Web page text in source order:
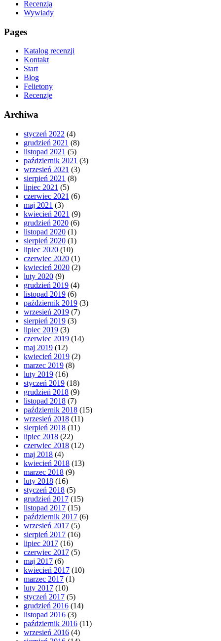
Recenzja
Wywiady
Pages
Katalog recenzji
Kontakt
Start
Blog
Felietony
Recenzje
Archiwa
styczeń 2022 (4)
grudzień 2021 (8)
listopad 2021 (5)
październik 2021 (3)
wrzesień 2021 (3)
sierpień 2021 (8)
lipiec 2021 (5)
czerwiec 2021 (6)
maj 2021 (3)
kwiecień 2021 (9)
grudzień 2020 (6)
listopad 2020 (1)
sierpień 2020 (1)
lipiec 2020 (10)
czerwiec 2020 (1)
kwiecień 2020 (2)
luty 2020 (9)
grudzień 2019 (4)
listopad 2019 (6)
październik 2019 (3)
wrzesień 2019 (7)
sierpień 2019 (3)
lipiec 2019 (3)
czerwiec 2019 (14)
maj 2019 (12)
kwiecień 2019 (2)
marzec 2019 (8)
luty 2019 (16)
styczeń 2019 (18)
grudzień 2018 (9)
listopad 2018 (7)
październik 2018 (15)
wrzesień 2018 (11)
sierpień 2018 (11)
lipiec 2018 (22)
czerwiec 2018 (12)
maj 2018 (4)
kwiecień 2018 (13)
marzec 2018 (9)
luty 2018 (16)
styczeń 2018 (5)
grudzień 2017 (15)
listopad 2017 (15)
październik 2017 (6)
wrzesień 2017 (5)
sierpień 2017 (16)
lipiec 2017 (16)
czerwiec 2017 (5)
maj 2017 (6)
kwiecień 2017 (10)
marzec 2017 (1)
luty 2017 (10)
styczeń 2017 (5)
grudzień 2016 (14)
listopad 2016 (3)
październik 2016 (11)
wrzesień 2016 (4)